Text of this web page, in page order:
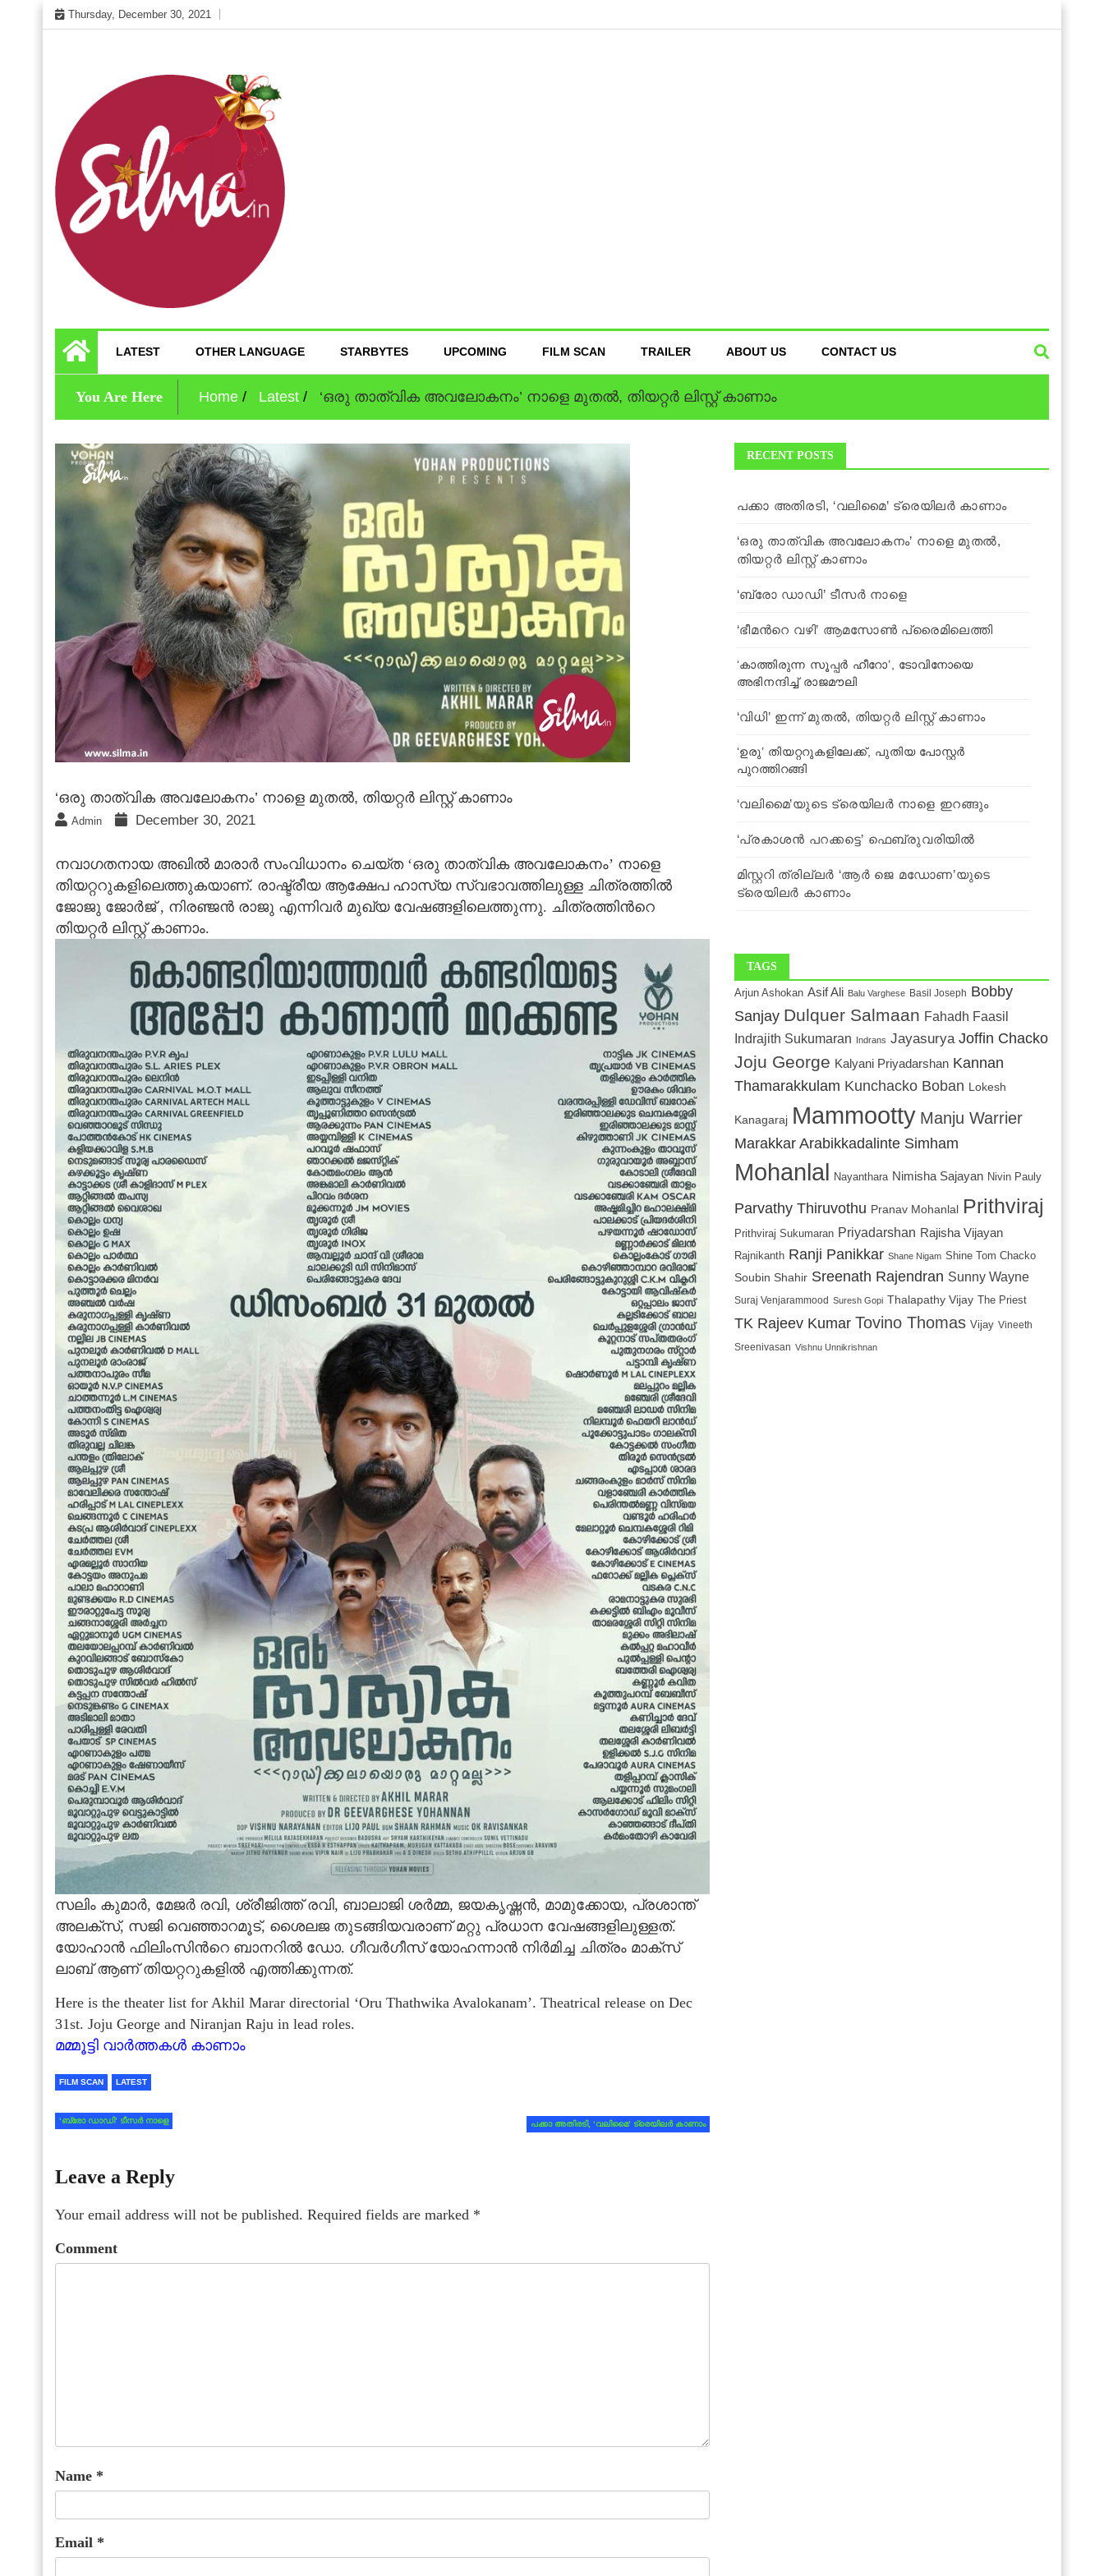
Skip
to
Thursday, December 30, 2021
Silma.in
LATEST OTHER LANGUAGE STARBYTES UPCOMING FILM SCAN TRAILER ABOUT US CONTACT US
You Are Here Home Latest ‘ഒരു താത്വിക അവലോകനം’ നാളെ മുതല്‍, തിയറ്റര്‍ ലിസ്റ്റ് കാണാം
‘ഒരു താത്വിക അവലോകനം’ നാളെ മുതല്‍, തിയറ്റര്‍ ലിസ്റ്റ് കാണാം
Admin December 30, 2021
നവാഗതനായ അഖിൽ മാരാർ സംവിധാനം ചെയ്ത ‘ഒരു താത്വിക അവലോകനം’ നാളെ
തിയറ്ററുകളിലെത്തുകയാണ്. രാഷ്ട്രീയ ആക്ഷേപ ഹാസ്യ സ്വഭാവത്തിലുള്ള ചിത്രത്തില്‍
ജോജു ജോർജ് , നിരഞ്ജൻ രാജു എന്നിവര്‍ മുഖ്യ വേഷങ്ങളിലെത്തുന്നു. ചിത്രത്തിന്‍റെ
തിയറ്റര്‍ ലിസ്റ്റ് കാണാം.
സലിം കുമാര്‍, മേജര്‍ രവി, ശ്രീജിത്ത് രവി, ബാലാജി ശര്‍മ്മ, ജയകൃഷ്ണന്‍, മാമുക്കോയ, പ്രശാന്ത്
അലക്‌സ്, സജി വെഞ്ഞാറമൂട്, ശൈലജ തുടങ്ങിയവരാണ് മറ്റു പ്രധാന വേഷങ്ങളിലുള്ളത്.
യോഹാന്‍ ഫിലിംസിന്‍റെ ബാനറില്‍ ഡോ. ഗീവര്‍ഗീസ് യോഹന്നാന്‍ നിര്‍മിച്ച ചിത്രം മാക്സ്
ലാബ് ആണ് തിയറ്ററുകളില്‍ എത്തിക്കുന്നത്.
Here is the theater list for Akhil Marar directorial ‘Oru Thathwika Avalokanam’. Theatrical release on Dec
31st. Joju George and Niranjan Raju in lead roles.
മമ്മൂട്ടി വാര്‍ത്തകള്‍ കാണാം
FILM SCAN LATEST
‘ബ്രോ ഡാഡി’ ടീസര്‍ നാളെ പക്കാ അതിരടി, ‘വലിമൈ’ ട്രെയിലര്‍ കാണാം
Leave a Reply
Your email address will not be published. Required fields are marked *
Comment
Name *
Email *
RECENT POSTS
പക്കാ അതിരടി, ‘വലിമൈ’ ട്രെയിലര്‍ കാണാം
‘ഒരു താത്വിക അവലോകനം’ നാളെ മുതല്‍,
തിയറ്റര്‍ ലിസ്റ്റ് കാണാം
‘ബ്രോ ഡാഡി’ ടീസര്‍ നാളെ
‘ഭീമന്‍റെ വഴി’ ആമസോണ്‍ പ്രൈമിലെത്തി
‘കാത്തിരുന്ന സൂപ്പര്‍ ഹീറോ’, ടോവിനോയെ
അഭിനന്ദിച്ച് രാജമൗലി
‘വിധി’ ഇന്ന് മുതല്‍, തിയറ്റര്‍ ലിസ്റ്റ് കാണാം
‘ഉരു’ തിയറ്ററുകളിലേക്ക്, പുതിയ പോസ്റ്റര്‍
പുറത്തിറങ്ങി
‘വലിമൈ’യുടെ ട്രെയിലര്‍ നാളെ ഇറങ്ങും
‘പ്രകാശൻ പറക്കട്ടെ’ ഫെബ്രുവരിയില്‍
മിസ്റ്ററി ത്രില്ലര്‍ ‘ആർ ജെ മഡോണ’യുടെ
ട്രെയിലര്‍ കാണാം
TAGS
Arjun Ashokan Asif Ali Balu Varghese Basil Joseph Bobby
Sanjay Dulquer Salmaan Fahadh Faasil
Indrajith Sukumaran Indrans JayasuryaJoffin Chacko
Joju George Kalyani PriyadarshanKannan
Thamarakkulam Kunchacko Boban Lokesh
Kanagaraj Mammootty Manju Warrier
Marakkar Arabikkadalinte Simham
Mohanlal Nayanthara Nimisha Sajayan Nivin Pauly
Parvathy Thiruvothu Pranav Mohanlal Prithviraj
Prithviraj Sukumaran Priyadarshan Rajisha Vijayan
RajnikanthRanji Panikkar Shane Nigam Shine Tom Chacko
Soubin ShahirSreenath Rajendran Sunny Wayne
Suraj Venjarammood Suresh Gopi Thalapathy Vijay The Priest
TK Rajeev Kumar Tovino Thomas Vijay Vineeth
Sreenivasan Vishnu Unnikrishnan